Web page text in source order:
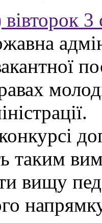
3
таким
вищу